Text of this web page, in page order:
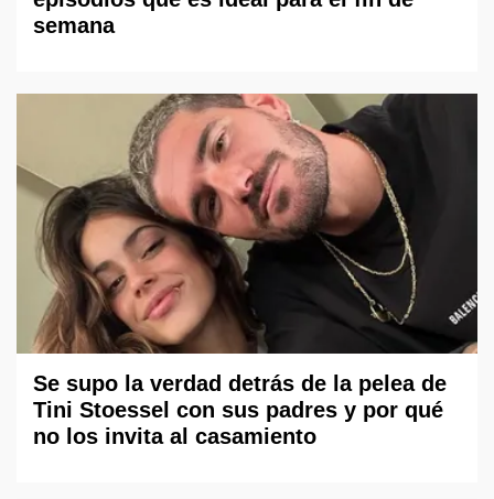
semana
Se supo la verdad detrás de la pelea de
Tini Stoessel con sus padres y por qué
no los invita al casamiento